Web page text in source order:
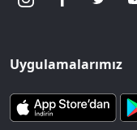
Uygulamalarımız